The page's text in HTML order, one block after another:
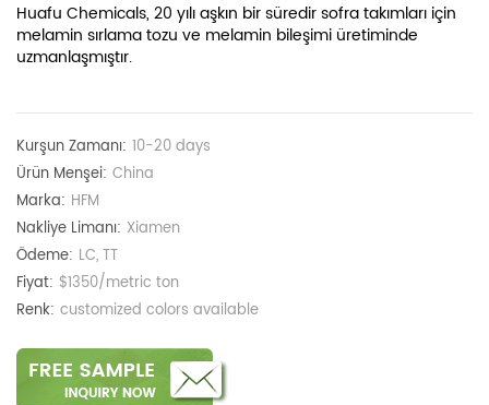
Huafu Chemicals, 20 yılı aşkın bir süredir sofra takımları için
melamin sırlama tozu ve melamin bileşimi üretiminde
uzmanlaşmıştır.
Kurşun Zamanı: 10-20 days
Ürün Menşei: China
Marka: HFM
Nakliye Limanı: Xiamen
Ödeme: LC, TT
Fiyat: $1350/metric ton
Renk: customized colors available